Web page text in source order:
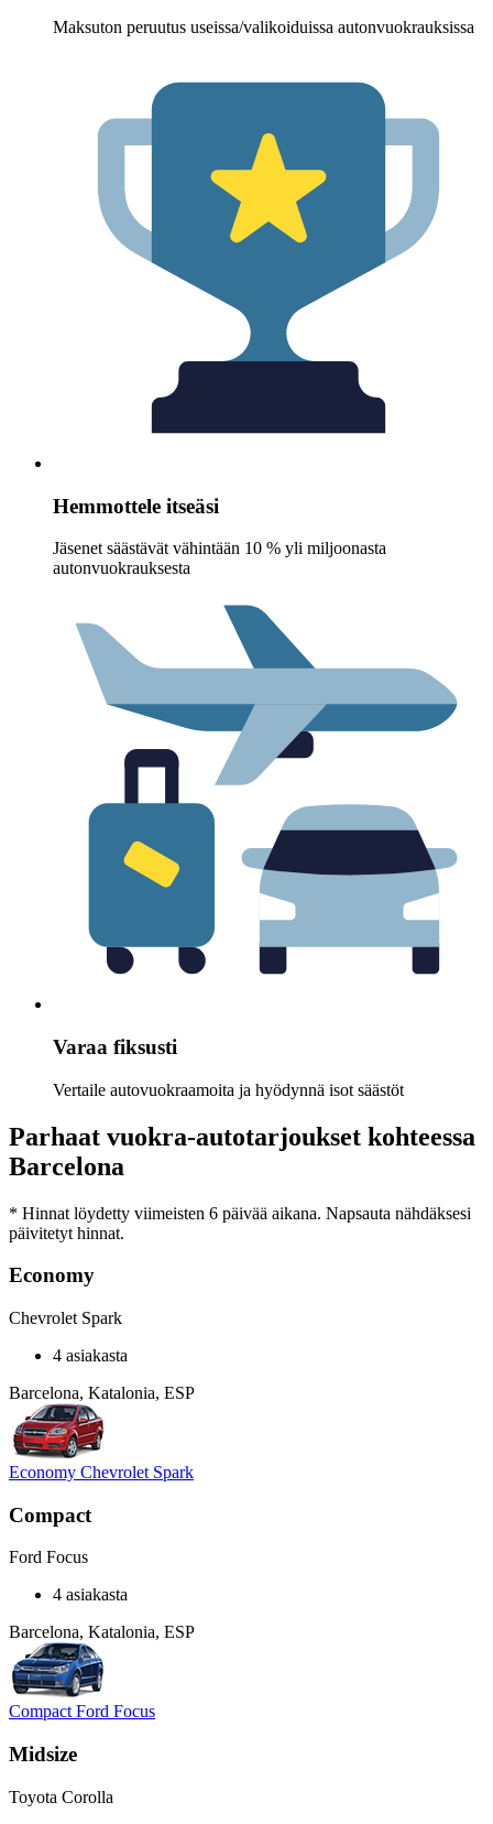
Maksuton peruutus useissa/valikoiduissa autonvuokrauksissa
Hemmottele itseäsi
Jäsenet säästävät vähintään 10 % yli miljoonasta
autonvuokrauksesta
Varaa fiksusti
Vertaile autovuokraamoita ja hyödynnä isot säästöt
Parhaat vuokra-autotarjoukset kohteessa
Barcelona
* Hinnat löydetty viimeisten 6 päivää aikana. Napsauta nähdäksesi
päivitetyt hinnat.
Economy
Chevrolet Spark
4 asiakasta
Barcelona, Katalonia, ESP
Economy Chevrolet Spark
Compact
Ford Focus
4 asiakasta
Barcelona, Katalonia, ESP
Compact Ford Focus
Midsize
Toyota Corolla